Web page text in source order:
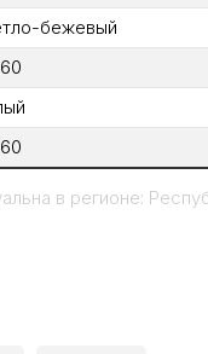
бежевый
в регионе: